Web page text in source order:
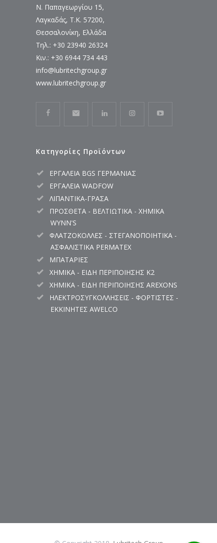
Ν. Παπαγεωργίου 15,
Λαγκαδάς, Τ.Κ. 57200,
Θεσσαλονίκη, Ελλάδα
Τηλ.: +30 23940 26324
Κιν.: +30 6944 734 443
info@lubritechgroup.gr
www.lubritechgroup.gr
Κατηγορίες Προϊόντων
ΕΡΓΑΛΕΙΑ BGS ΓΕΡΜΑΝΙΑΣ
ΕΡΓΑΛΕΙΑ WADFOW
ΛΙΠΑΝΤΙΚΑ-ΓΡΑΣΑ
ΠΡΟΣΘΕΤΑ - ΒΕΛΤΙΩΤΙΚΑ - ΧΗΜΙΚΑ
WYNN'S
ΦΛΑΤΖΟΚΟΛΛΕΣ - ΣΤΕΓΑΝΟΠΟΙΗΤΙΚΑ -
ΑΣΦΑΛΙΣΤΙΚΑ PERMATEX
ΜΠΑΤΑΡΙΕΣ
ΧΗΜΙΚΑ - ΕΙΔΗ ΠΕΡΙΠΟΙΗΣΗΣ K2
ΧΗΜΙΚΑ - ΕΙΔΗ ΠΕΡΙΠΟΙΗΣΗΣ AREXONS
ΗΛΕΚΤΡΟΣΥΓΚΟΛΛΗΣΕΙΣ - ΦΟΡΤΙΣΤΕΣ -
ΕΚΚΙΝΗΤΕΣ AWELCO